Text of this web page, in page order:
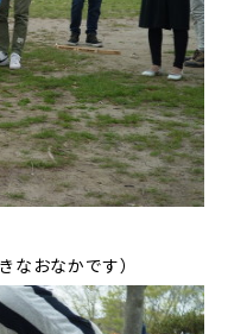
なおなかです）